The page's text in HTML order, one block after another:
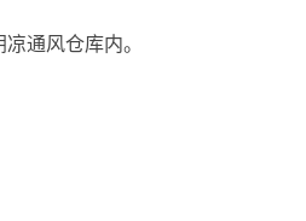
通风仓库内。